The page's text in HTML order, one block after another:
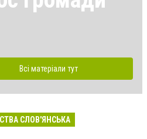
Всі матеріали тут
СЛОВ'ЯНСЬКА